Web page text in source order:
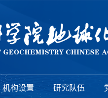
机构设置 研究队伍